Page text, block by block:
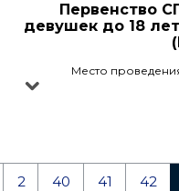
Первенство
девушек до 18
Место
2 40 41 42